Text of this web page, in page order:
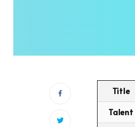
Title
Talent